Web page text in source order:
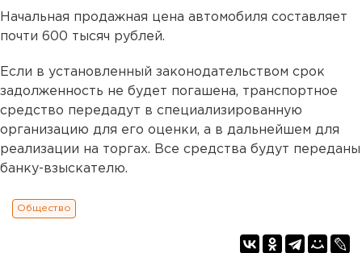
Начальная продажная цена автомобиля составляет
почти 600 тысяч рублей.
Если в установленный законодательством срок
задолженность не будет погашена, транспортное
средство передадут в специализированную
организацию для его оценки, а в дальнейшем для
реализации на торгах. Все средства будут переданы
банку-взыскателю.
Общество